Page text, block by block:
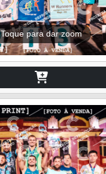
Toque para dar zoom